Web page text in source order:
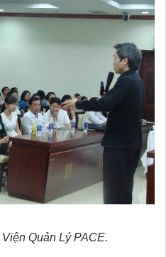
Quản Lý PACE.